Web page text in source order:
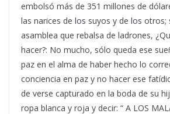
embolsó más de 351 millones de
las narices de los suyos y de los otros;
asamblea que rebalsa de ladrones,
hacer?: No mucho, sólo queda ese
paz en el alma de haber hecho lo
conciencia en paz y no hacer ese
de verse capturado en la boda de su
ropa blanca y roja y decir: “ A LOS